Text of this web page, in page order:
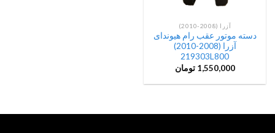
آزرا (2008-2010)
دسته موتور عقب رام هیوندای
آزرا (2008-2010)
219303L800
1,550,000 تومان